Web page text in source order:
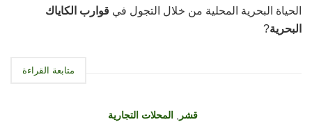
الحياة البحرية المحلية من خلال التجول في قوارب الكاياك
البحرية?
متابعة القراءة
قشر , المحلات التجارية